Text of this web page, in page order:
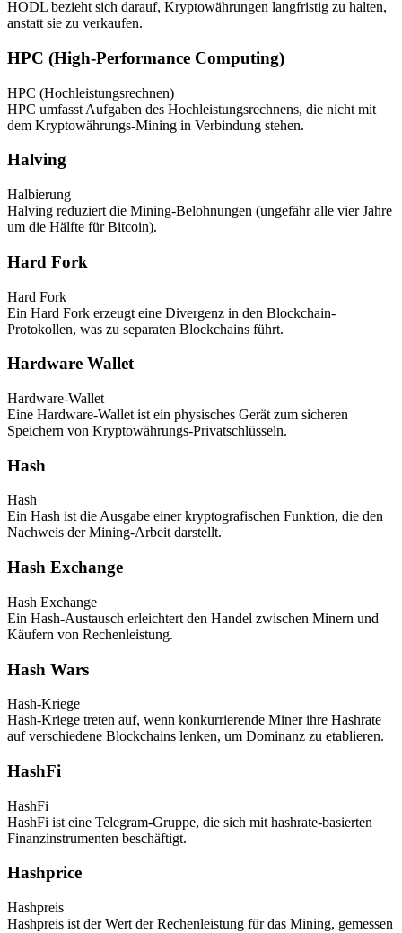
HODL bezieht sich darauf, Kryptowährungen langfristig zu halten,
anstatt sie zu verkaufen.
HPC (High-Performance Computing)
HPC (Hochleistungsrechnen)
HPC umfasst Aufgaben des Hochleistungsrechnens, die nicht mit
dem Kryptowährungs-Mining in Verbindung stehen.
Halving
Halbierung
Halving reduziert die Mining-Belohnungen (ungefähr alle vier Jahre
um die Hälfte für Bitcoin).
Hard Fork
Hard Fork
Ein Hard Fork erzeugt eine Divergenz in den Blockchain-
Protokollen, was zu separaten Blockchains führt.
Hardware Wallet
Hardware-Wallet
Eine Hardware-Wallet ist ein physisches Gerät zum sicheren
Speichern von Kryptowährungs-Privatschlüsseln.
Hash
Hash
Ein Hash ist die Ausgabe einer kryptografischen Funktion, die den
Nachweis der Mining-Arbeit darstellt.
Hash Exchange
Hash Exchange
Ein Hash-Austausch erleichtert den Handel zwischen Minern und
Käufern von Rechenleistung.
Hash Wars
Hash-Kriege
Hash-Kriege treten auf, wenn konkurrierende Miner ihre Hashrate
auf verschiedene Blockchains lenken, um Dominanz zu etablieren.
HashFi
HashFi
HashFi ist eine Telegram-Gruppe, die sich mit hashrate-basierten
Finanzinstrumenten beschäftigt.
Hashprice
Hashpreis
Hashpreis ist der Wert der Rechenleistung für das Mining, gemessen